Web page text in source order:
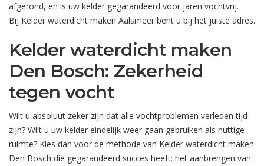
afgerond, en is uw kelder gegarandeerd voor jaren vochtvrij.
Bij Kelder waterdicht maken Aalsmeer bent u bij het juiste adres.
Kelder waterdicht maken
Den Bosch: Zekerheid
tegen vocht
Wilt u absoluut zeker zijn dat alle vochtproblemen verleden tijd
zijn? Wilt u uw kelder eindelijk weer gaan gebruiken als nuttige
ruimte? Kies dan voor de methode van Kelder waterdicht maken
Den Bosch die gegarandeerd succes heeft: het aanbrengen van